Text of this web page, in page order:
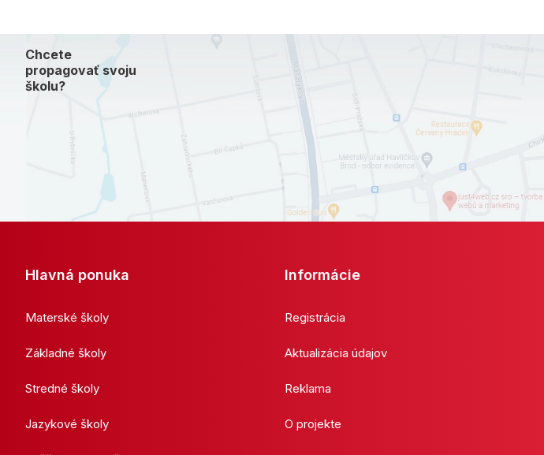
Chcete
propagovať svoju
školu?
Hlavná ponuka
Materské školy
Základné školy
Stredné školy
Jazykové školy
Informácie
Registrácia
Aktualizácia údajov
Reklama
O projekte